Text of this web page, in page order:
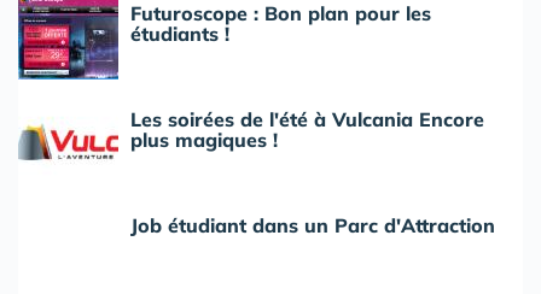
Futuroscope : Bon plan pour les
étudiants !
Les soirées de l'été à Vulcania Encore
plus magiques !
Job étudiant dans un Parc d'Attraction